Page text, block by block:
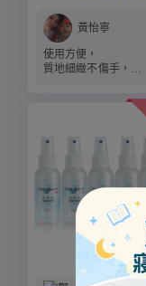
黃怡寧
使用方便，
質地細緻不傷手，
本週特價